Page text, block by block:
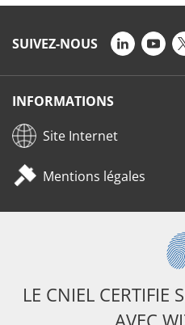
SUIVEZ-NOUS
INFORMATIONS
Site Internet
Mentions légales
LE CNIEL CERTIFIE
AVEC